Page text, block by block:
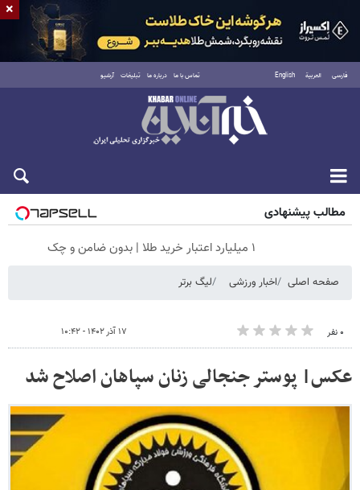
فارسی العربية English تماس با ما درباره ما تبلیغات آرشیو
جمعه ۱۶ مرداد ۱۴۰۵
مطالب پیشنهادی
۱ میلیارد اعتبار خرید طلا | بدون ضامن و چک
صفحه اصلی اخبار ورزشی لیگ برتر
۰ نفر ۱۷ آذر ۱۴۰۲ - ۱۰:۴۲
عکس| پوستر جنجالی زنان سپاهان اصلاح شد
×